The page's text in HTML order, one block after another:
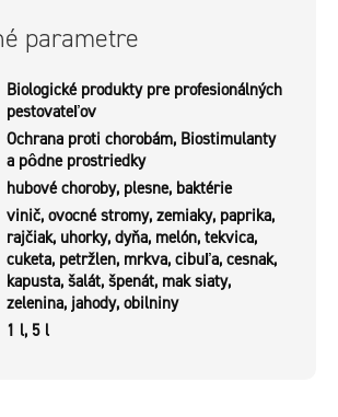
parametre
Biologické produkty pre profesionálných
pestovateľov
Ochrana proti chorobám, Biostimulanty
a pôdne prostriedky
hubové choroby, plesne, baktérie
vinič, ovocné stromy, zemiaky, paprika,
rajčiak, uhorky, dyňa, melón, tekvica,
cuketa, petržlen, mrkva, cibuľa, cesnak,
kapusta, šalát, špenát, mak siaty,
zelenina, jahody, obilniny
1 l, 5 l